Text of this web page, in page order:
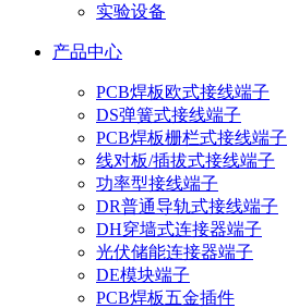
实验设备
产品中心
PCB焊板欧式接线端子
DS弹簧式接线端子
PCB焊板栅栏式接线端子
线对板/插拔式接线端子
功率型接线端子
DR普通导轨式接线端子
DH穿墙式连接器端子
光伏储能连接器端子
DE模块端子
PCB焊板五金插件